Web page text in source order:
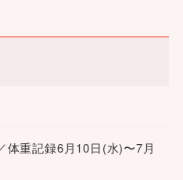
体重記録6月10日(水)〜7月